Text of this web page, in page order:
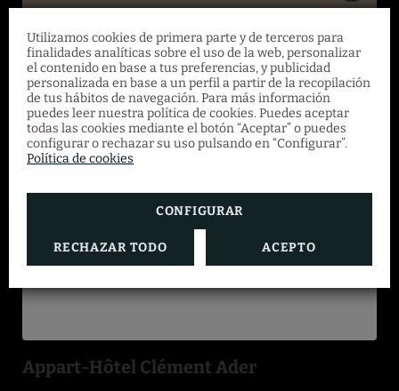
Utilizamos cookies de primera parte y de terceros para
finalidades analíticas sobre el uso de la web, personalizar
el contenido en base a tus preferencias, y publicidad
personalizada en base a un perfil a partir de la recopilación
de tus hábitos de navegación. Para más información
puedes leer nuestra política de cookies. Puedes aceptar
todas las cookies mediante el botón “Aceptar” o puedes
configurar o rechazar su uso pulsando en “Configurar”.
Política de cookies
CONFIGURAR
RECHAZAR TODO ACEPTO
MÉTODOS DE PAGO
Appart-Hôtel Clément Ader
Oferta especial
Del 4 de marzo al 31 de agosto, ahorra un
10% en una selección de apartamentos
superiores con desayuno incluido. Oferta
válida sin mínimo de noches ni de
RESERVAR